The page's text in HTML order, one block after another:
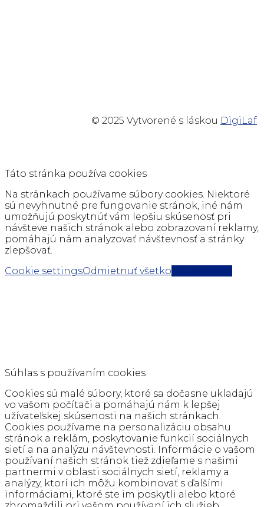
© 2025 Vytvorené s láskou DigiLaf
Táto stránka používa cookies
Na stránkach používame súbory cookies. Niektoré
sú nevyhnutné pre fungovanie stránok, iné nám
umožňujú poskytnúť vám lepšiu skúsenosť pri
návšteve našich stránok alebo zobrazovaní reklamy,
pomáhajú nám analyzovať návštevnosť a stránky
zlepšovať.
Cookie settingsOdmietnuť všetko
Súhlas s používaním cookies
Cookies sú malé súbory, ktoré sa dočasne ukladajú
vo vašom počítači a pomáhajú nám k lepšej
užívateľskej skúsenosti na našich stránkach.
Cookies používame na personalizáciu obsahu
stránok a reklám, poskytovanie funkcií sociálnych
sietí a na analýzu návštevnosti. Informácie o vašom
používaní našich stránok tiež zdieľame s našimi
partnermi v oblasti sociálnych sietí, reklamy a
analýzy, ktorí ich môžu kombinovať s ďalšími
informáciami, ktoré ste im poskytli alebo ktoré